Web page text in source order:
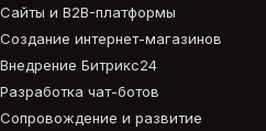
Сайты и B2B-платформы
Создание интернет-магазинов
Внедрение Битрикс24
Разработка чат-ботов
Сопровождение и развитие